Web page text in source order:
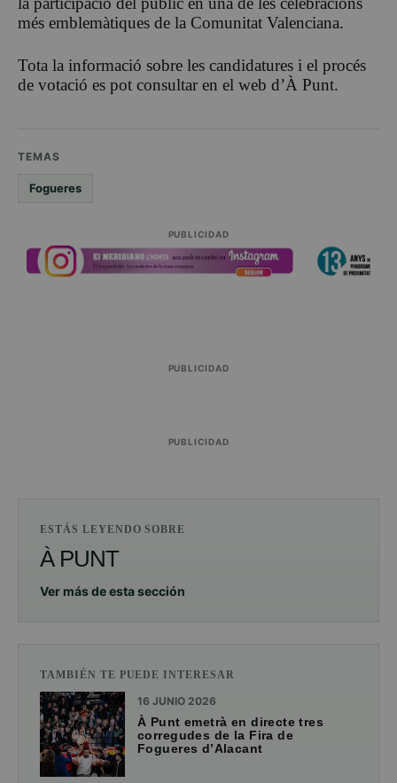
més emblemàtiques de la Comunitat Valenciana.
Tota la informació sobre les candidatures i el procés
de votació es pot consultar en el web d’À Punt.
TEMAS
Fogueres
PUBLICIDAD
PUBLICIDAD
PUBLICIDAD
ESTÁS LEYENDO SOBRE
À PUNT
Ver más de esta sección
TAMBIÉN TE PUEDE INTERESAR
16 JUNIO 2026
À Punt emetrà en directe tres
corregudes de la Fira de
Fogueres d’Alacant